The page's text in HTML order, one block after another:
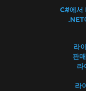
C#에서
.NET
라
판
라
라